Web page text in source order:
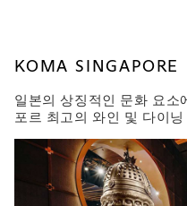
KOMA SINGAPORE
일본의 상징적인 문화 요
포르 최고의 와인 및 다이